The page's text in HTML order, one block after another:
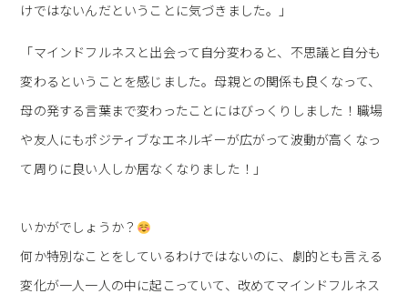
けではないんだということに気づきました。」
「マインドフルネスと出会って自分変わると、不思議と自分も
変わるということを感じました。母親との関係も良くなって、
母の発する言葉まで変わったことにはびっくりしました！職場
や友人にもポジティブなエネルギーが広がって波動が高くなっ
て周りに良い人しか居なくなりました！」
いかがでしょうか？
何か特別なことをしているわけではないのに、劇的とも言える
変化が一人一人の中に起こっていて、改めてマインドフルネス